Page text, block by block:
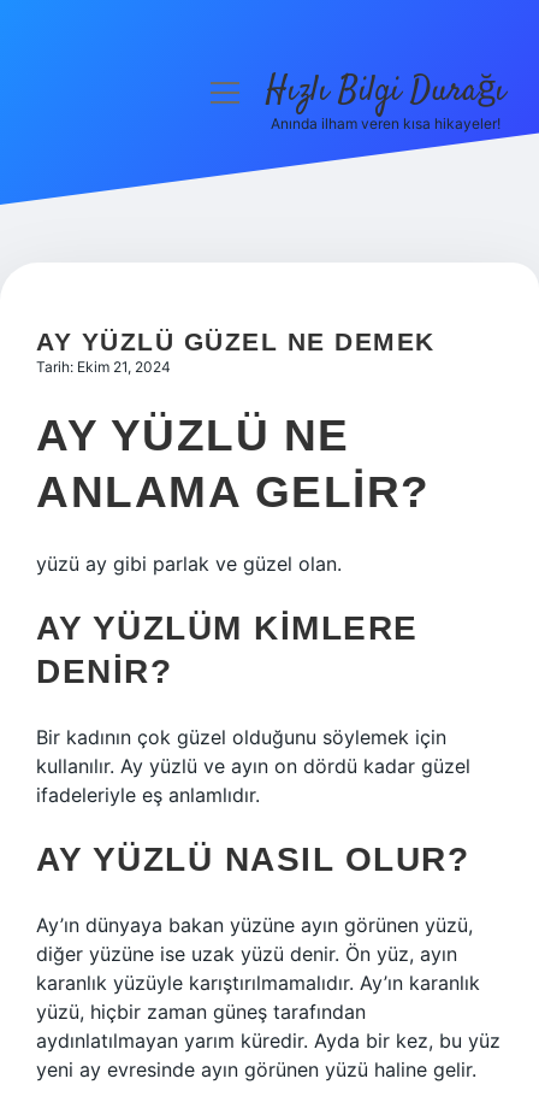
Hakkımızda
menüyüHızlı Bilgi Durağı
Anında ilham veren kısa hikayeler!
AY YÜZLÜ GÜZEL NE DEMEK
Tarih: Ekim 21, 2024
AY YÜZLÜ NE
ANLAMA GELIR?
yüzü ay gibi parlak ve güzel olan.
AY YÜZLÜM KIMLERE
DENIR?
Bir kadının çok güzel olduğunu söylemek için
kullanılır. Ay yüzlü ve ayın on dördü kadar güzel
ifadeleriyle eş anlamlıdır.
AY YÜZLÜ NASIL OLUR?
Ay’ın dünyaya bakan yüzüne ayın görünen yüzü,
diğer yüzüne ise uzak yüzü denir. Ön yüz, ayın
karanlık yüzüyle karıştırılmamalıdır. Ay’ın karanlık
yüzü, hiçbir zaman güneş tarafından
aydınlatılmayan yarım küredir. Ayda bir kez, bu yüz
yeni ay evresinde ayın görünen yüzü haline gelir.